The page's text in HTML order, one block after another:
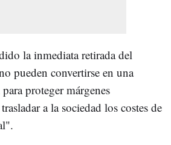
la inmediata retirada del
pueden convertirse en una
proteger márgenes
a la sociedad los costes de